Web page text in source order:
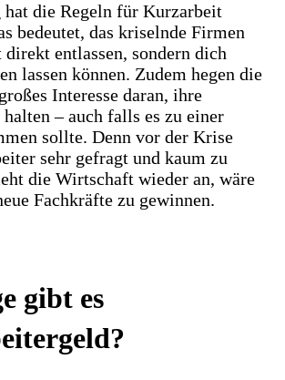
hat die Regeln für Kurzarbeit
bedeutet, das kriselnde Firmen
entlassen, sondern dich
lassen können. Zudem hegen die
Interesse daran, ihre
– auch falls es zu einer
sollte. Denn vor der Krise
sehr gefragt und kaum zu
die Wirtschaft wieder an, wäre
Fachkräfte zu gewinnen.
gibt es